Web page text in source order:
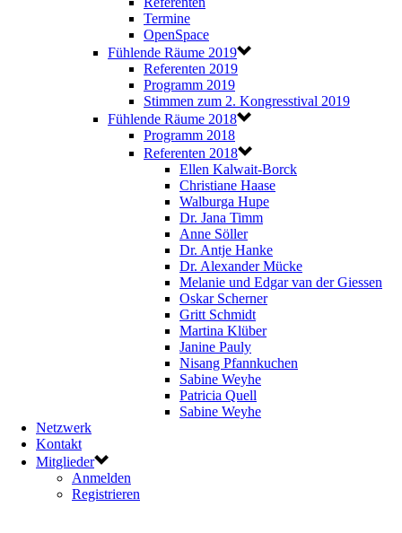
Termine
OpenSpace
Fühlende Räume 2019
Referenten 2019
Programm 2019
Stimmen zum 2. Kongresstival 2019
Fühlende Räume 2018
Programm 2018
Referenten 2018
Ellen Kalwait-Borck
Christiane Haase
Walburga Hupe
Dr. Jana Timm
Anne Söller
Dr. Antje Hanke
Dr. Alexander Mücke
Melanie und Edgar van der Giessen
Oskar Scherner
Gritt Schmidt
Martina Klüber
Janine Pauly
Nisang Pfannkuchen
Sabine Weyhe
Patricia Quell
Sabine Weyhe
Netzwerk
Kontakt
Mitglieder
Anmelden
Registrieren